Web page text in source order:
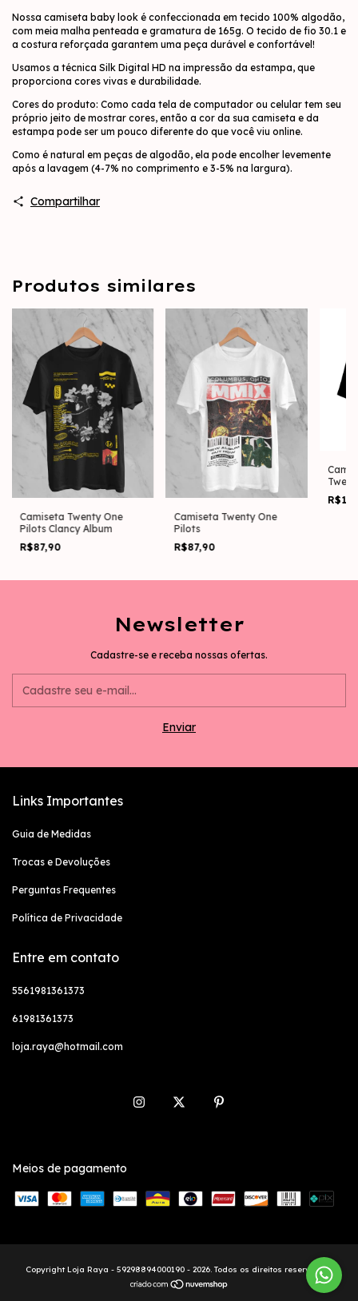
Nossa camiseta baby look é confeccionada em tecido 100% algodão,
com meia malha penteada e gramatura de 165g. O tecido de fio 30.1 e
a costura reforçada garantem uma peça durável e confortável!
Usamos a técnica Silk Digital HD na impressão da estampa, que
proporciona cores vivas e durabilidade.
Cores do produto: Como cada tela de computador ou celular tem seu
próprio jeito de mostrar cores, então a cor da sua camiseta e da
estampa pode ser um pouco diferente do que você viu online.
Como é natural em peças de algodão, ela pode encolher levemente
após a lavagem (4-7% no comprimento e 3-5% na largura).
Compartilhar
Produtos similares
Camiseta Twenty One
Pilots Clancy Album
R$87,90
Camiseta Twenty One
Pilots
R$87,90
Tour
Newsletter
Cadastre-se e receba nossas ofertas.
Links Importantes
Guia de Medidas
Trocas e Devoluções
Perguntas Frequentes
Política de Privacidade
Entre em contato
5561981361373
61981361373
loja.raya@hotmail.com
Meios de pagamento
Copyright Loja Raya - 59298894000190 - 2026. Todos os direitos reservados.